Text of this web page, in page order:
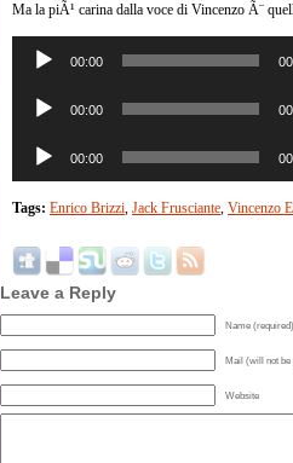
Ma la piÃ¹ carina dalla voce di Vincenzo Ã¨
Audio
Player
00:00
Audio
Player
00:00
Audio
Player
00:00
Tags: Enrico Brizzi, Jack Frusciante, Vincenzo
Leave a Reply
Name (required)
Mail (will not be
Website